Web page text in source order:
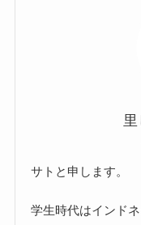
里
サトと申します。
学生時代はインド